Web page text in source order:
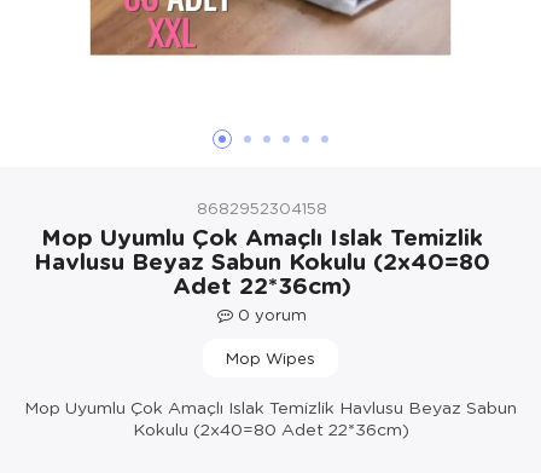
Kozmetik, Kişisel Bakım ve Sağlık
8682952304158
Mop Uyumlu Çok Amaçlı Islak Temizlik
Havlusu Beyaz Sabun Kokulu (2x40=80
Adet 22*36cm)
0 yorum
Mop Wipes
Mop Uyumlu Çok Amaçlı Islak Temizlik Havlusu Beyaz Sabun
Kokulu (2x40=80 Adet 22*36cm)